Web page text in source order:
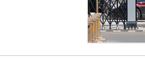
屬於應納稅所得